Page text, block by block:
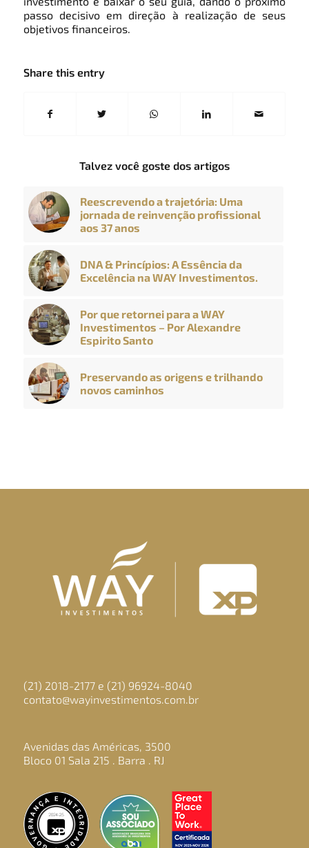
passo decisivo em direção à realização de seus
objetivos financeiros.
Share this entry
Talvez você goste dos artigos
Reescrevendo a trajetória: Uma
jornada de reinvenção profissional
aos 37 anos
DNA & Princípios: A Essência da
Excelência na WAY Investimentos.
Por que retornei para a WAY
Investimentos – Por Alexandre
Espirito Santo
Preservando as origens e trilhando
novos caminhos
(21) 2018-2177 e (21) 96924-8040
contato@wayinvestimentos.com.br
Avenidas das Américas, 3500
Bloco 01 Sala 215 . Barra . RJ